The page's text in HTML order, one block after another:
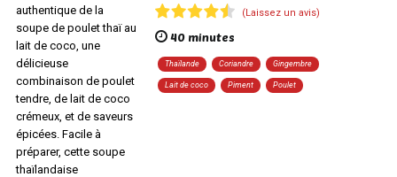
authentique de la
soupe de poulet thaï au
lait de coco, une
délicieuse
combinaison de poulet
tendre, de lait de coco
crémeux, et de saveurs
épicées. Facile à
préparer, cette soupe
thaïlandaise
(Laissez un avis)
40 minutes
Thaïlande Coriandre Gingembre
Lait de coco Piment Poulet